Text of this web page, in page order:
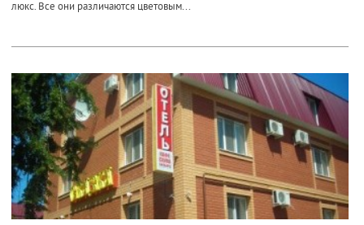
люкс. Все они различаются цветовым...